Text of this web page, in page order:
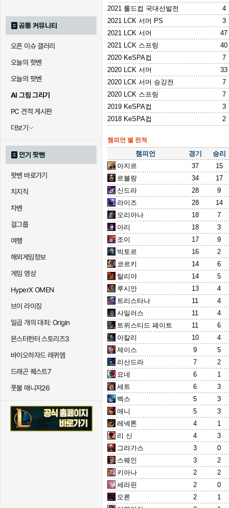
공통 커뮤니티
오픈 이슈 갤러리
오늘의 핫벤
오늘의 팟벤
AI 그림 그리기
PC 견적 게시판
더보기
인기 팟벤
팟벤 바로가기
치지직
차벤
걸그룹
여행
해외게임정보
게임 영상
HyperX OMEN
브이 라이징
일곱 개의 대죄: Origin
몬스터헌터 스토리즈3
바이오하자드 레퀴엠
드래곤 퀘스트7
풋볼 매니저26
2021 롤드컵 국대선발전
4
2021 LCK 서머 PS
3
2021 LCK 서머
47
2021 LCK 스프링
40
2020 KeSPA컵
7
2020 LCK 서머
33
2020 LCK 서머 승강전
7
2020 LCK 스프링
7
2019 KeSPA컵
3
2018 KeSPA컵
2
챔피언 별 전적
챔피언 경기
승리
아지르
37
15
르블랑
34
17
신드라
28
9
라이즈
28
14
오리아나
18
7
아리
18
3
조이
17
9
빅토르
16
2
코르키
14
6
탈리야
14
5
루시안
13
4
트리스타나
11
4
사일러스
11
4
트위스티드 페이트
11
6
아칼리
10
4
제이스
9
5
리산드라
7
2
요네
6
1
세트
6
3
벡스
5
3
애니
5
3
레넥톤
4
1
리 신
4
3
그라가스
3
0
스웨인
3
2
키아나
2
2
세라핀
2
0
오른
2
1